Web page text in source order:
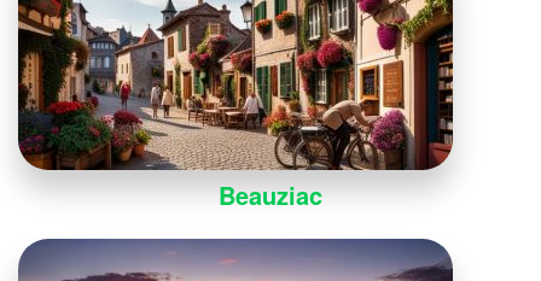
Beauziac